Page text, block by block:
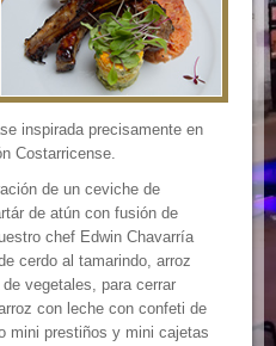
inspirada precisamente en
Costarricense.
de un ceviche de
de atún con fusión de
chef Edwin Chavarría
cerdo al tamarindo, arroz
vegetales, para cerrar
con leche con confeti de
mini prestiños y mini cajetas